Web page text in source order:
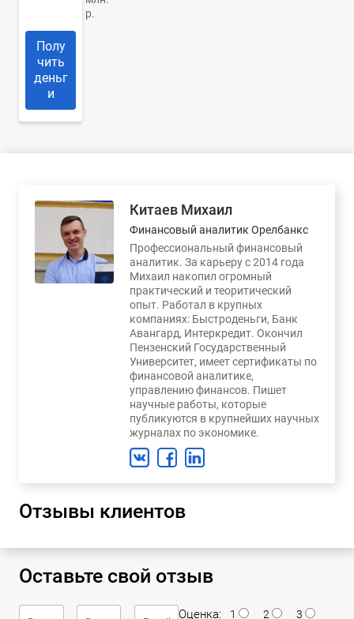
р.
Полу
чить
деньг
и
Китаев Михаил
Финансовый аналитик Орелбанкс
Профессиональный финансовый
аналитик. За карьеру с 2014 года
Михаил накопил огромный
практический и теоритический
опыт. Работал в крупных
компаниях: Быстроденьги, Банк
Авангард, Интеркредит. Окончил
Пензенский Государственный
Университет, имеет сертификаты по
финансовой аналитике,
управлению финансов. Пишет
научные работы, которые
публикуются в крупнейших научных
журналах по экономике.
Отзывы клиентов
Оставьте свой отзыв
Оценка: 1 2
3